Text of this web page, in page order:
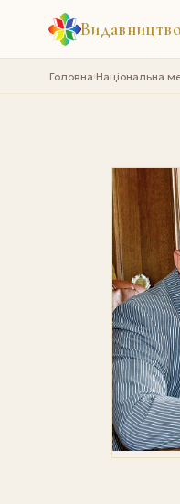
Головна›Національна